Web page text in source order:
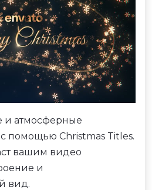
и атмосферные
помощью Christmas Titles.
вашим видео
и
вид.